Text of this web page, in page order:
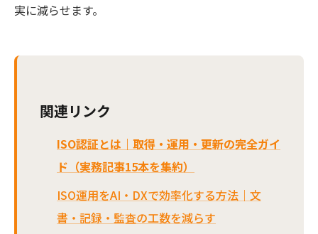
実に減らせます。
関連リンク
ISO認証とは｜取得・運用・更新の完全ガイ
ド（実務記事15本を集約）
ISO運用をAI・DXで効率化する方法｜文
書・記録・監査の工数を減らす